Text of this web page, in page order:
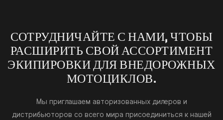
СОТРУДНИЧАЙТЕ С НАМИ, ЧТОБЫ
РАСШИРИТЬ СВОЙ АССОРТИМЕНТ
ЭКИПИРОВКИ ДЛЯ ВНЕДОРОЖНЫХ
МОТОЦИКЛОВ.
Мы приглашаем авторизованных дилеров и
дистрибьюторов со всего мира присоединиться к нашей